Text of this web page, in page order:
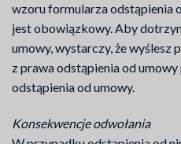
wzoru formularza odstąpienia
jest obowiązkowy. Aby
umowy, wystarczy, że wyślesz
z prawa odstąpienia od
odstąpienia od umowy.
Konsekwencje odwołania